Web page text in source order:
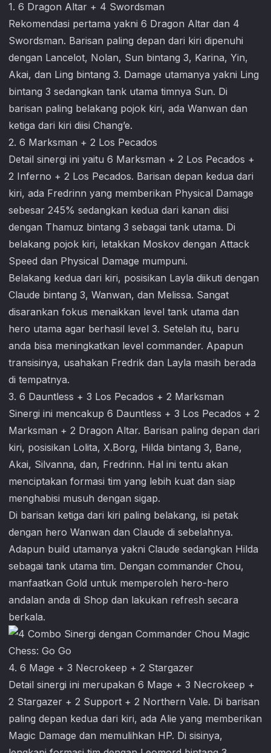
1. 6 Dragon Altar + 4 Swordsman
Rekomendasi pertama yakni 6 Dragon Altar dan 4
Swordsman. Barisan paling depan dari kiri dipenuhi
dengan Lancelot, Nolan, Sun bintang 3, Karina, Yin,
Akai, dan Ling bintang 3. Damage utamanya yakni Ling
bintang 3 sedangkan tank utama timnya Sun. Di
barisan paling belakang pojok kiri, ada Wanwan dan
ketiga dari kiri diisi Chang’e.
2. 6 Marksman + 2 Los Pecados
Detail sinergi ini yaitu 6 Marksman + 2 Los Pecados +
2 Inferno + 2 Los Pecados. Barisan depan kedua dari
kiri, ada Fredrinn yang memberikan Physical Damage
sebesar 245% sedangkan kedua dari kanan diisi
dengan Thamuz bintang 3 sebagai tank utama. Di
belakang pojok kiri, letakkan Moskov dengan Attack
Speed dan Physical Damage mumpuni.
Belakang kedua dari kiri, posisikan Layla diikuti dengan
Claude bintang 3, Wanwan, dan Melissa. Sangat
disarankan fokus menaikkan level tank utama dan
hero utama agar berhasil level 3. Setelah itu, baru
anda bisa meningkatkan level commander. Apapun
transisinya, usahakan Fredrik dan Layla masih berada
di tempatnya.
3. 6 Dauntless + 3 Los Pecados + 2 Marksman
Sinergi ini mencakup 6 Dauntless + 3 Los Pecados + 2
Marksman + 2 Dragon Altar. Barisan paling depan dari
kiri, posisikan Lolita, X.Borg, Hilda bintang 3, Bane,
Akai, Silvanna, dan, Fredrinn. Hal ini tentu akan
menciptakan formasi tim yang lebih kuat dan siap
menghabisi musuh dengan sigap.
Di barisan ketiga dari kiri paling belakang, isi petak
dengan hero Wanwan dan Claude di sebelahnya.
Adapun build utamanya yakni Claude sedangkan Hilda
sebagai tank utama tim. Dengan commander Chou,
manfaatkan Gold untuk memperoleh hero-hero
andalan anda di Shop dan lakukan refresh secara
berkala.
4. 6 Mage + 3 Necrokeep + 2 Stargazer
Detail sinergi ini merupakan 6 Mage + 3 Necrokeep +
2 Stargazer + 2 Support + 2 Northern Vale. Di barisan
paling depan kedua dari kiri, ada Alie yang memberikan
Magic Damage dan memulihkan HP. Di sisinya,